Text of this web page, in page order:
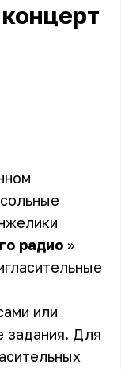
радио »
или
задания. Для